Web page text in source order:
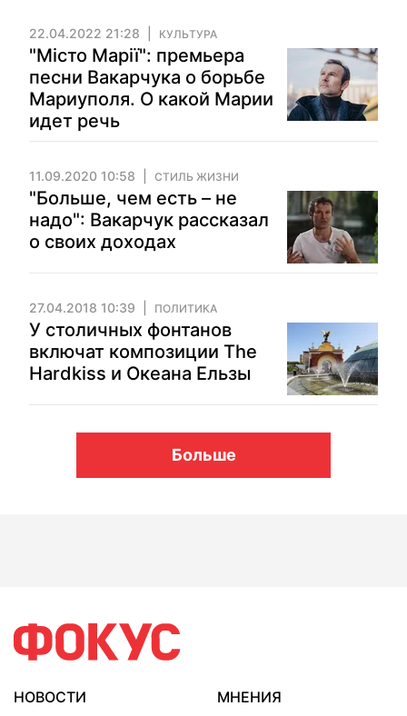
22.04.2022 21:28 КУЛЬТУРА
"Місто Марії": премьера
песни Вакарчука о борьбе
Мариуполя. О какой Марии
идет речь
11.09.2020 10:58 СТИЛЬ ЖИЗНИ
"Больше, чем есть – не
надо": Вакарчук рассказал
о своих доходах
27.04.2018 10:39 ПОЛИТИКА
У столичных фонтанов
включат композиции The
Hardkiss и Океана Ельзы
Больше
НОВОСТИ
МНЕНИЯ